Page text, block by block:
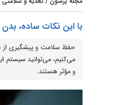
با این نکات ساده، بدن
حفظ سلامت و پیشگیری از
می‌کنیم، می‌توانید سیستم
و مؤثر هستند.